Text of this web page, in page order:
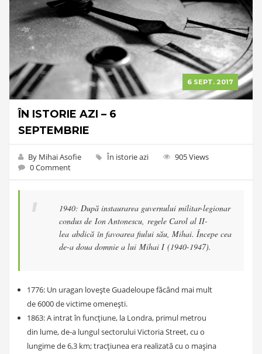
ÎN ISTORIE AZI – 6
SEPTEMBRIE
6 SEPT. 2017
By Mihai Asofie În istorie azi
905 Views
0 Comment
1940: După instaurarea guvernului militar-legionar
condus de Ion Antonescu, regele Carol al II-
lea abdică în favoarea fiului său, Mihai. Începe cea
de-a doua domnie a lui Mihai I (1940-1947).
1776: Un uragan lovește Guadeloupe făcând mai mult
de 6000 de victime omenești.
1863: A intrat în funcțiune, la Londra, primul metrou
din lume, de-a lungul sectorului Victoria Street, cu o
lungime de 6,3 km; tracțiunea era realizată cu o mașina